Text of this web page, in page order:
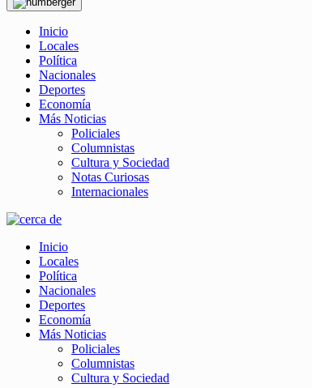
Inicio
Locales
Política
Nacionales
Deportes
Economía
Más Noticias
Policiales
Columnistas
Cultura y Sociedad
Notas Curiosas
Internacionales
Inicio
Locales
Política
Nacionales
Deportes
Economía
Más Noticias
Policiales
Columnistas
Cultura y Sociedad